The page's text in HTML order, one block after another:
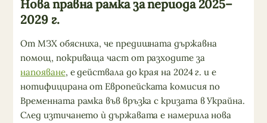
Нова правна рамка за периода 2025–
2029 г.
От МЗХ обясниха, че предишната държавна
помощ, покриваща част от разходите за
напояване, е действала до края на 2024 г. и е
нотифицирана от Европейската комисия по
Временната рамка във връзка с кризата в Украйна.
След изтичането ѝ държавата е намерила нова